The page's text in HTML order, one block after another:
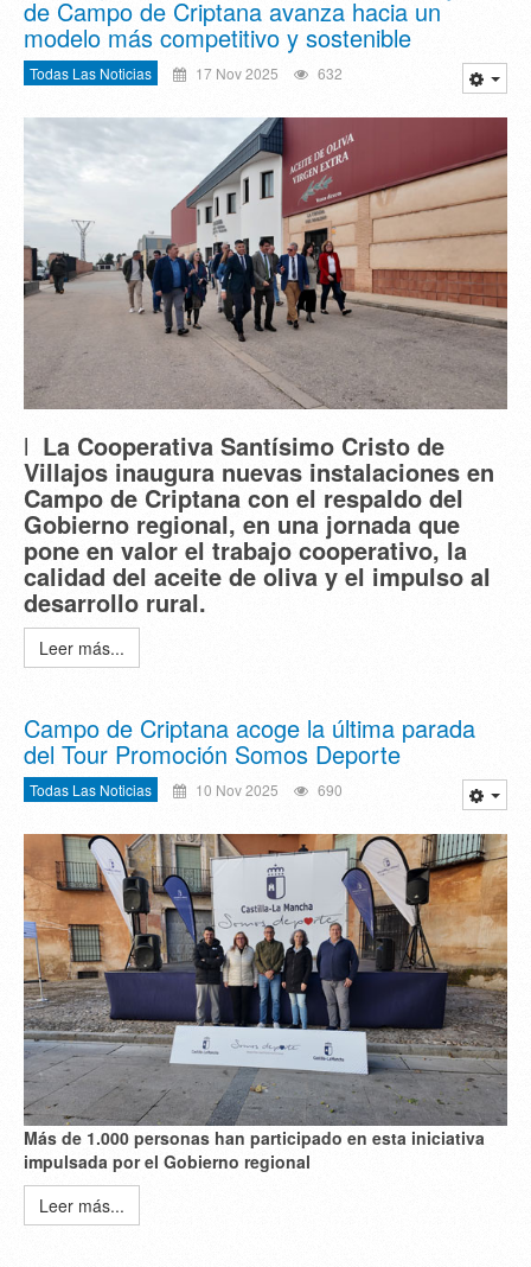
de Campo de Criptana avanza hacia un
modelo más competitivo y sostenible
Todas Las Noticias 17 Nov 2025 632
l La Cooperativa Santísimo Cristo de
Villajos inaugura nuevas instalaciones en
Campo de Criptana con el respaldo del
Gobierno regional, en una jornada que
pone en valor el trabajo cooperativo, la
calidad del aceite de oliva y el impulso al
desarrollo rural.
Leer más...
Campo de Criptana acoge la última parada
del Tour Promoción Somos Deporte
Todas Las Noticias 10 Nov 2025 690
Más de 1.000 personas han participado en esta iniciativa
impulsada por el Gobierno regional
Leer más...